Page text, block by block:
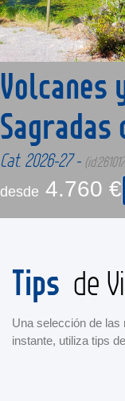
Volcanes
Sagradas
Cat. 2026-27 -
desde 4.760 €
Tips de
Una selección de
instante, utiliza tips